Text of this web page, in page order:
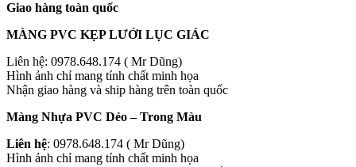
Giao hàng toàn quốc
MÀNG PVC KẸP LƯỚI LỤC GIÁC
Liên hệ: 0978.648.174 ( Mr Dũng)
Hình ảnh chỉ mang tính chất minh họa
Nhận giao hàng và ship hàng trên toàn quốc
Màng Nhựa PVC Dẻo – Trong Màu
Liên hệ: 0978.648.174 ( Mr Dũng)
Hình ảnh chỉ mang tính chất minh họa